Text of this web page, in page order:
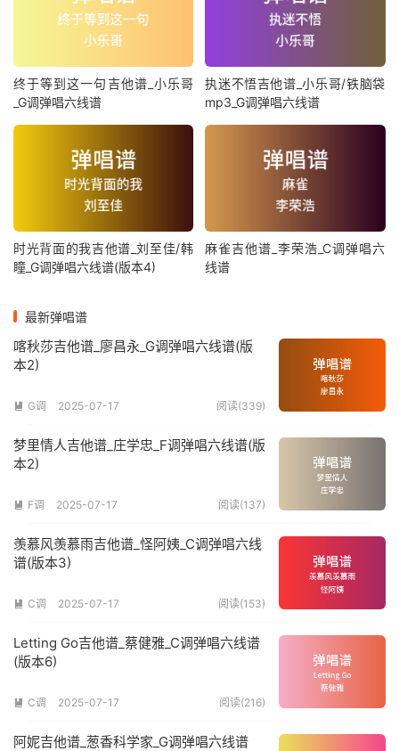
终于等到这一句吉他谱_小乐哥
_G调弹唱六线谱
执迷不悟吉他谱_小乐哥/铁脑袋
mp3_G调弹唱六线谱
时光背面的我吉他谱_刘至佳/韩
瞳_G调弹唱六线谱(版本4)
麻雀吉他谱_李荣浩_C调弹唱六
线谱
最新弹唱谱
喀秋莎吉他谱_廖昌永_G调弹唱六线谱(版
本2)
 G调 2025-07-17 阅读(339)
梦里情人吉他谱_庄学忠_F调弹唱六线谱(版
本2)
 F调 2025-07-17 阅读(137)
羡慕风羡慕雨吉他谱_怪阿姨_C调弹唱六线
谱(版本3)
 C调 2025-07-17 阅读(153)
Letting Go吉他谱_蔡健雅_C调弹唱六线谱
(版本6)
 C调 2025-07-17 阅读(216)
阿妮吉他谱_葱香科学家_G调弹唱六线谱